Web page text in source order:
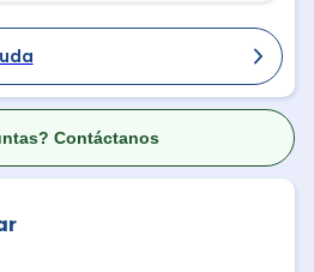
Contáctanos